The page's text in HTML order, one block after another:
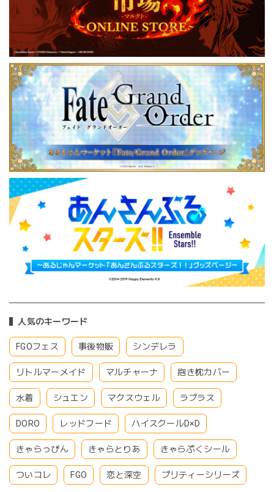
人気のキーワード
FGOフェス 事後物販 シンデレラ
リトルマーメイド マルチャーナ 抱き枕カバー
水着 シュエン マクスウェル ラプラス
DORO レッドフード ハイスクールD×D
きゃらっぴん きゃらとりあ きゃらぷくシール
ついコレ FGO 恋と深空 プリティーシリーズ